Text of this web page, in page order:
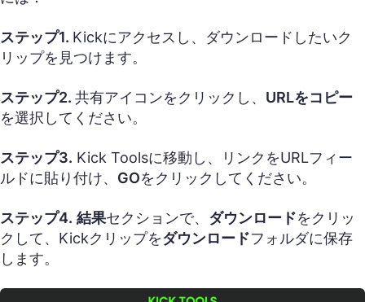
ステップ1. Kickにアクセスし、ダウンロードしたいク
リップを見つけます。
ステップ2. 共有アイコンをクリックし、 URLをコピー
を選択してください。
ステップ3. Kick Toolsに移動し、リンクをURLフィー
ルドに貼り付け、 GOをクリックしてください。
ステップ4. 結果セクションで、 ダウンロードをクリッ
クして、Kickクリップをダウンロードフォルダに保存
します。